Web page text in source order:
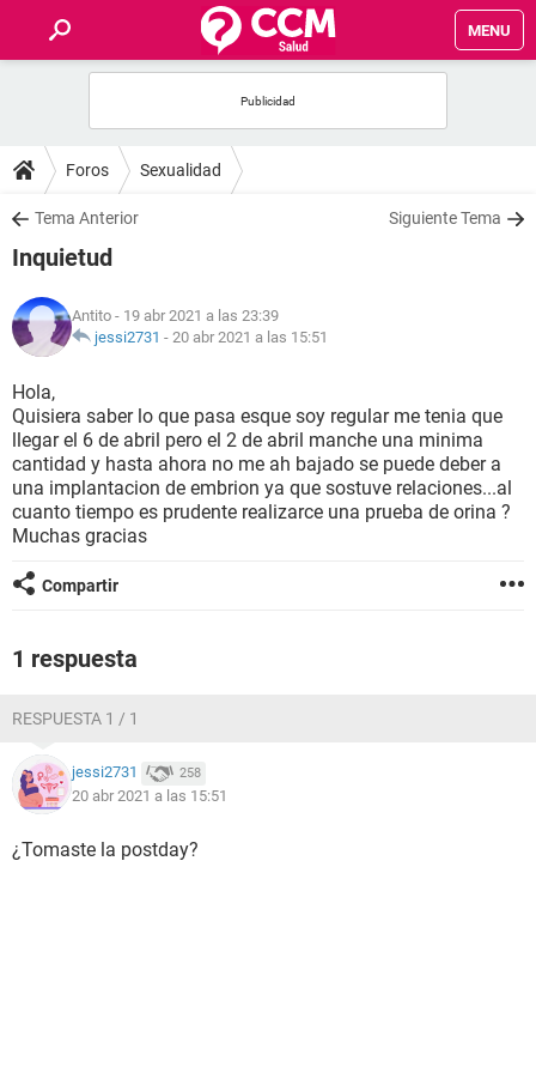
MENU
FOROS
SALUD
FAMILIA
NUTRICIÓN
BIENESTAR
SEXUALIDAD
GLOSARIO
Foros Sexualidad
Tema Anterior Siguiente Tema
Inquietud
Antito - 19 abr 2021 a las 23:39
jessi2731 - 20 abr 2021 a las 15:51
Hola,
Quisiera saber lo que pasa esque soy regular me tenia que
llegar el 6 de abril pero el 2 de abril manche una minima
cantidad y hasta ahora no me ah bajado se puede deber a
una implantacion de embrion ya que sostuve relaciones...al
cuanto tiempo es prudente realizarce una prueba de orina ?
Muchas gracias
Compartir
1 respuesta
RESPUESTA 1 / 1
jessi2731 258
20 abr 2021 a las 15:51
¿Tomaste la postday?